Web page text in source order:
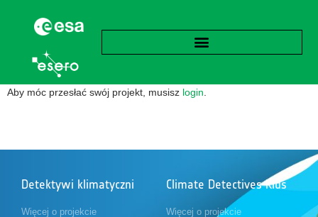
Aby móc przesłać swój projekt, musisz login
Detektywi klimatyczni
Więcej o projekcie
Climate Detectives Kids
Więcej o projekcie